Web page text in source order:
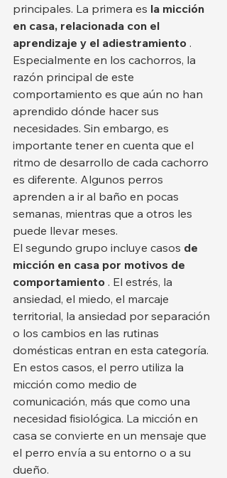
principales. La primera es la micción
en casa, relacionada con el
aprendizaje y el adiestramiento .
Especialmente en los cachorros, la
razón principal de este
comportamiento es que aún no han
aprendido dónde hacer sus
necesidades. Sin embargo, es
importante tener en cuenta que el
ritmo de desarrollo de cada cachorro
es diferente. Algunos perros
aprenden a ir al baño en pocas
semanas, mientras que a otros les
puede llevar meses.
El segundo grupo incluye casos de
micción en casa por motivos de
comportamiento . El estrés, la
ansiedad, el miedo, el marcaje
territorial, la ansiedad por separación
o los cambios en las rutinas
domésticas entran en esta categoría.
En estos casos, el perro utiliza la
micción como medio de
comunicación, más que como una
necesidad fisiológica. La micción en
casa se convierte en un mensaje que
el perro envía a su entorno o a su
dueño.